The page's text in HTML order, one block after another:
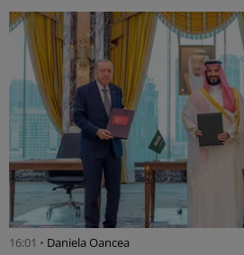
16:01 • Daniela Oancea